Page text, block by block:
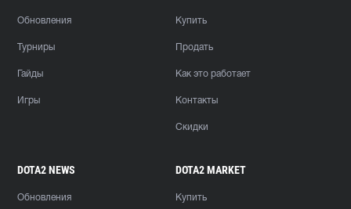
Обновления
Турниры
Гайды
Игры
Купить
Продать
Как это работает
Контакты
Скидки
DOTA2 NEWS
Обновления
DOTA2 MARKET
Купить